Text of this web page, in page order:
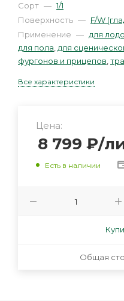
Сорт — 1/1
Поверхность — F/W
Применение — для
для пола для
фургонов и прицепов
Все характеристики
Цена:
8 799 ₽/
Есть в наличии
Общая